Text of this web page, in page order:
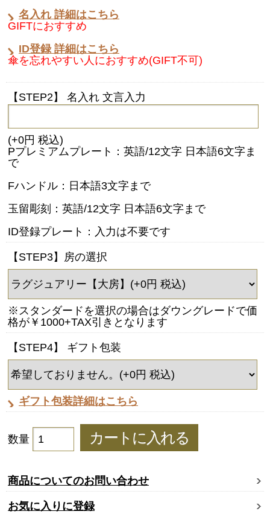
名入れ 詳細はこちら
GIFTにおすすめ
ID登録 詳細はこちら
傘を忘れやすい人におすすめ(GIFT不可)
【STEP2】 名入れ 文言入力
(+0円 税込)
Pプレミアムプレート：英語/12文字 日本語6文字ま
で
Fハンドル：日本語3文字まで
玉留彫刻：英語/12文字 日本語6文字まで
ID登録プレート：入力は不要です
【STEP3】房の選択
※スタンダードを選択の場合はダウングレードで価
格が￥1000+TAX引きとなります
【STEP4】 ギフト包装
ギフト包装詳細はこちら
数量
商品についてのお問い合わせ
お気に入りに登録